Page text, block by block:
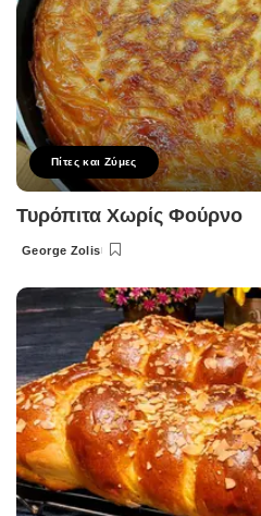
Πίτες και Ζύμες
Τυρόπιτα Χωρίς Φούρνο
Posted
George Zolis